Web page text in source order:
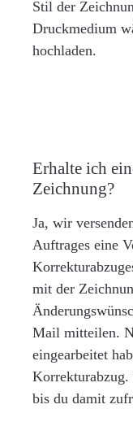
Stil der
Druckmedium
hochladen.
Erhalte ich
Zeichnung?
Ja, wir
Auftrages eine
mit der
Mail mitteilen.
eingearbeitet
bis du damit